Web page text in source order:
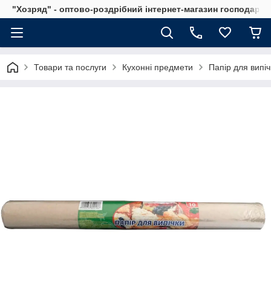
"Хозряд" - оптово-роздрібний інтернет-магазин
Товари та послуги Кухонні предмети Папір для